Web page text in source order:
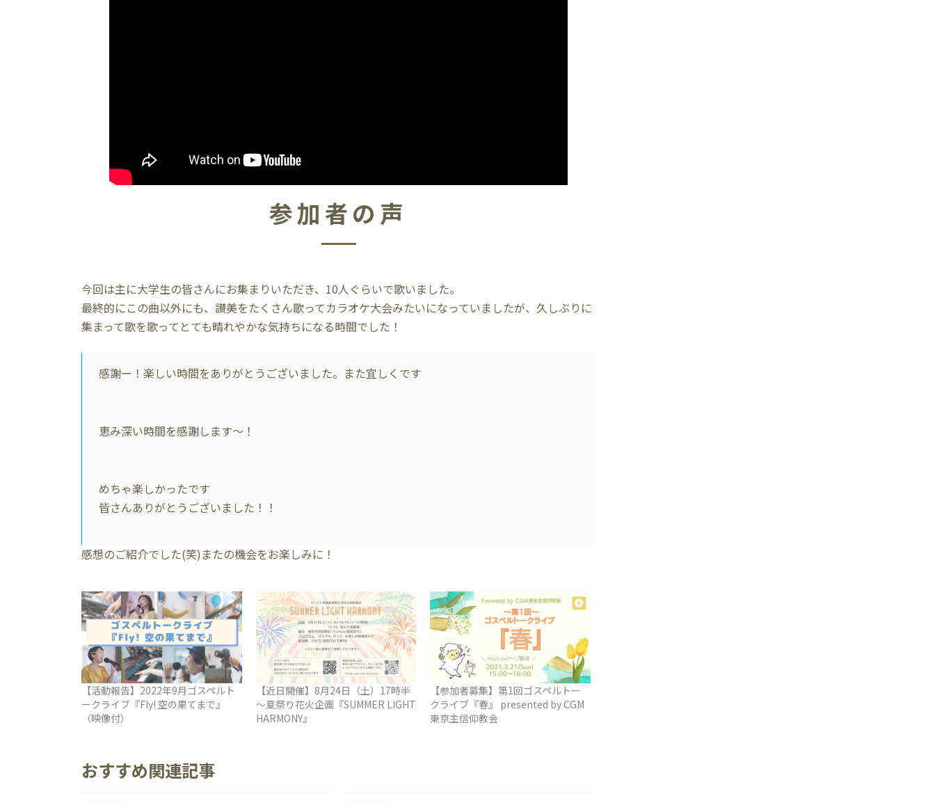
参加者の声
今回は主に大学生の皆さんにお集まりいただき、10人ぐらいで歌いました。
最終的にこの曲以外にも、讃美をたくさん歌ってカラオケ大会みたいになっていましたが、久しぶりに
集まって歌を歌ってとても晴れやかな気持ちになる時間でした！
感謝ー！楽しい時間をありがとうございました。また宜しくです
恵み深い時間を感謝します〜！
めちゃ楽しかったです
皆さんありがとうございました！！
感想のご紹介でした(笑)またの機会をお楽しみに！
【活動報告】2022年9月ゴスペルト
ークライブ『Fly! 空の果てまで』
（映像付）
【近日開催】8月24日（土）17時半
～夏祭り花火企画『SUMMER LIGHT
HARMONY』
【参加者募集】第1回ゴスペルトー
クライブ『春』 presented by CGM
東京主信仰教会
おすすめ関連記事